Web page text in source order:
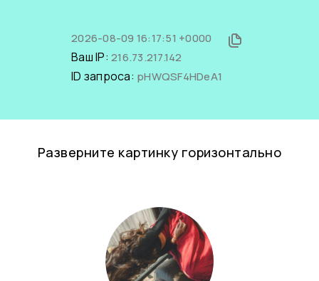
2026-08-09 16:17:51 +0000
Ваш IP: 216.73.217.142
ID запроса: pHWQSF4HDeA1
Разверните картинку горизонтально